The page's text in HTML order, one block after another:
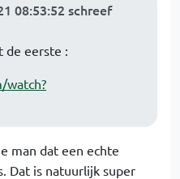
08:53:52 schreef
de eerste :
watch?
man dat een echte
Dat is natuurlijk super